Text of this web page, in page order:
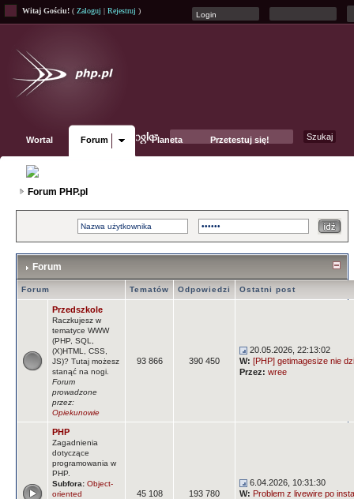
Witaj Gościu! ( Zaloguj | Rejestruj )
Wortal Forum Planeta Przetestuj się!
Forum PHP.pl
Forum
Forum Tematów Odpowiedzi Ostatni post
Przedszkole
Raczkujesz w
tematyce WWW
(PHP, SQL,
(X)HTML, CSS,
JS)? Tutaj możesz
stanąć na nogi.
Forum
prowadzone
przez:
Opiekunowie
93 866 390 450
20.05.2026, 22:13:02
W: [PHP] getimagesize nie
Przez: wree
PHP
Zagadnienia
dotyczące
programowania w
PHP.
Subfora: Object-
oriented
45 108 193 780
6.04.2026, 10:31:30
W: Problem z livewire po